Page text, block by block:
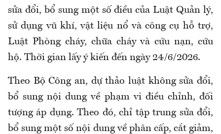
sửa đổi, bổ sung một số điều của Luật Quản lý,
sử dụng vũ khí, vật liệu nổ và công cụ hỗ trợ,
Luật Phòng cháy, chữa cháy và cứu nạn, cứu
hộ. Thời gian lấy ý kiến đến ngày 24/6/2026.
Theo Bộ Công an, dự thảo luật không sửa đổi,
bổ sung nội dung về phạm vi điều chỉnh, đối
tượng áp dụng. Theo đó, chỉ tập trung sửa đổi,
bổ sung một số nội dung về phân cấp, cắt giảm,